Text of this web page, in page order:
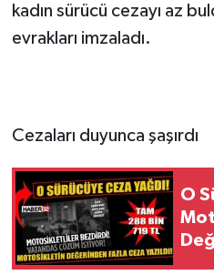
kadın sürücü cezayı az
evrakları imzaladı.
Cezaları duyunca şaşırdı
O